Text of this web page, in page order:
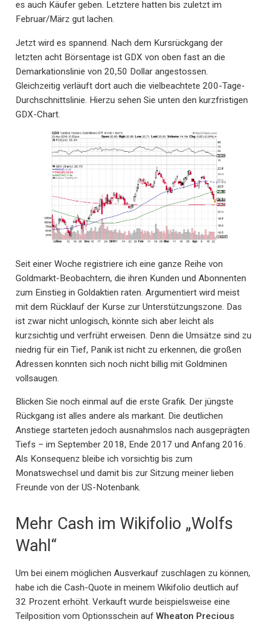
es auch Käufer geben. Letztere hatten bis zuletzt im
Februar/März gut lachen.
Jetzt wird es spannend. Nach dem Kursrückgang der
letzten acht Börsentage ist GDX von oben fast an die
Demarkationslinie von 20,50 Dollar angestossen.
Gleichzeitig verläuft dort auch die vielbeachtete 200-Tage-
Durchschnittslinie. Hierzu sehen Sie unten den kurzfristigen
GDX-Chart.
Seit einer Woche registriere ich eine ganze Reihe von
Goldmarkt-Beobachtern, die ihren Kunden und Abonnenten
zum Einstieg in Goldaktien raten. Argumentiert wird meist
mit dem Rücklauf der Kurse zur Unterstützungszone. Das
ist zwar nicht unlogisch, könnte sich aber leicht als
kurzsichtig und verfrüht erweisen. Denn die Umsätze sind zu
niedrig für ein Tief, Panik ist nicht zu erkennen, die großen
Adressen konnten sich noch nicht billig mit Goldminen
vollsaugen.
Blicken Sie noch einmal auf die erste Grafik. Der jüngste
Rückgang ist alles andere als markant. Die deutlichen
Anstiege starteten jedoch ausnahmslos nach ausgeprägten
Tiefs – im September 2018, Ende 2017 und Anfang 2016.
Als Konsequenz bleibe ich vorsichtig bis zum
Monatswechsel und damit bis zur Sitzung meiner lieben
Freunde von der US-Notenbank.
Mehr Cash im Wikifolio „Wolfs
Wahl“
Um bei einem möglichen Ausverkauf zuschlagen zu können,
habe ich die Cash-Quote in meinem Wikifolio deutlich auf
32 Prozent erhöht. Verkauft wurde beispielsweise eine
Teilposition vom Optionsschein auf Wheaton Precious